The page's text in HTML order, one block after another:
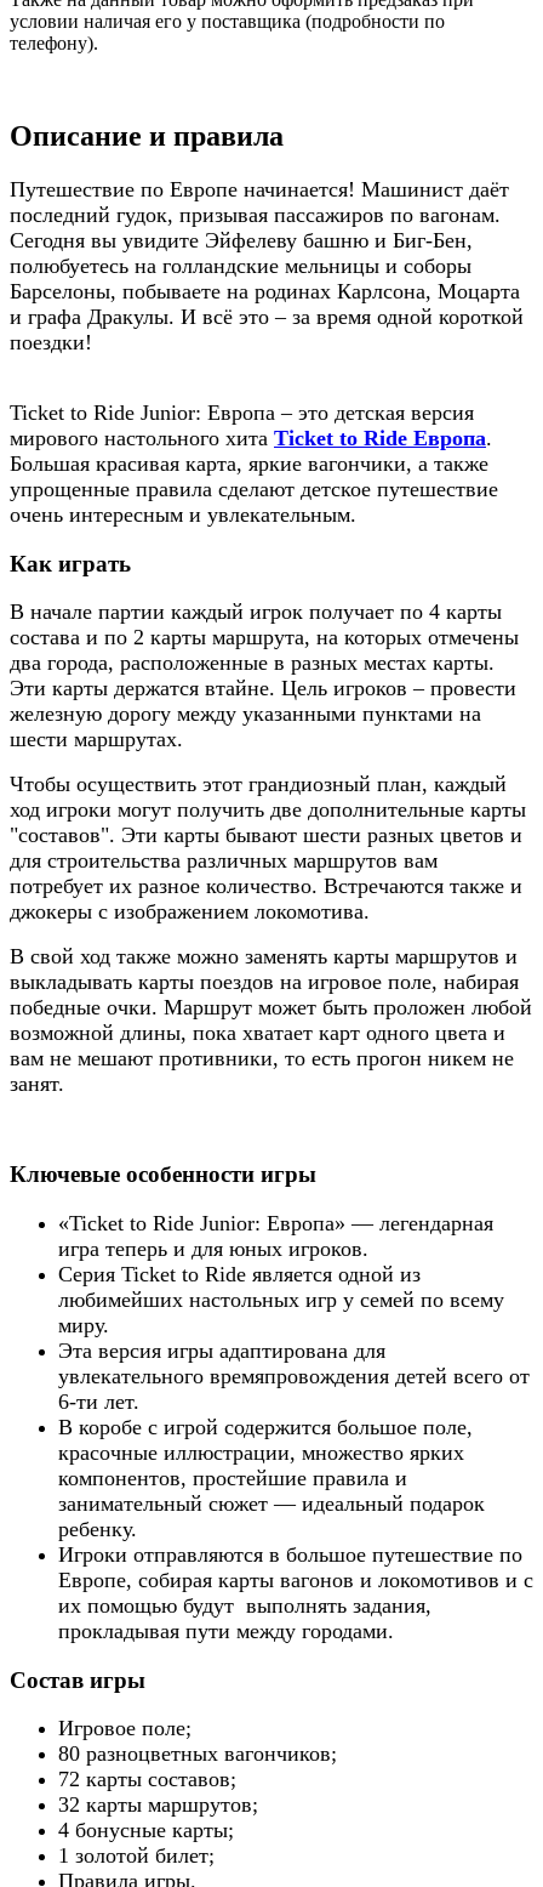
условии наличая его у поставщика (подробности по
телефону).
Описание и правила
Путешествие по Европе начинается! Машинист даёт
последний гудок, призывая пассажиров по вагонам.
Сегодня вы увидите Эйфелеву башню и Биг-Бен,
полюбуетесь на голландские мельницы и соборы
Барселоны, побываете на родинах Карлсона, Моцарта
и графа Дракулы. И всё это – за время одной короткой
поездки!
Ticket to Ride Junior: Европа – это детская версия
мирового настольного хита Ticket to Ride Европа.
Большая красивая карта, яркие вагончики, а также
упрощенные правила сделают детское путешествие
очень интересным и увлекательным.
Как играть
В начале партии каждый игрок получает по 4 карты
состава и по 2 карты маршрута, на которых отмечены
два города, расположенные в разных местах карты.
Эти карты держатся втайне. Цель игроков – провести
железную дорогу между указанными пунктами на
шести маршрутах.
Чтобы осуществить этот грандиозный план, каждый
ход игроки могут получить две дополнительные карты
"составов". Эти карты бывают шести разных цветов и
для строительства различных маршрутов вам
потребует их разное количество. Встречаются также и
джокеры с изображением локомотива.
В свой ход также можно заменять карты маршрутов и
выкладывать карты поездов на игровое поле, набирая
победные очки. Маршрут может быть проложен любой
возможной длины, пока хватает карт одного цвета и
вам не мешают противники, то есть прогон никем не
занят.
Ключевые особенности игры
«Ticket to Ride Junior: Европа» — легендарная
игра теперь и для юных игроков.
Серия Ticket to Ride является одной из
любимейших настольных игр у семей по всему
миру.
Эта версия игры адаптирована для
увлекательного времяпровождения детей всего от
6-ти лет.
В коробе с игрой содержится большое поле,
красочные иллюстрации, множество ярких
компонентов, простейшие правила и
занимательный сюжет — идеальный подарок
ребенку.
Игроки отправляются в большое путешествие по
Европе, собирая карты вагонов и локомотивов и с
их помощью будут выполнять задания,
прокладывая пути между городами.
Состав игры
Игровое поле;
80 разноцветных вагончиков;
72 карты составов;
32 карты маршрутов;
4 бонусные карты;
1 золотой билет;
Правила игры.